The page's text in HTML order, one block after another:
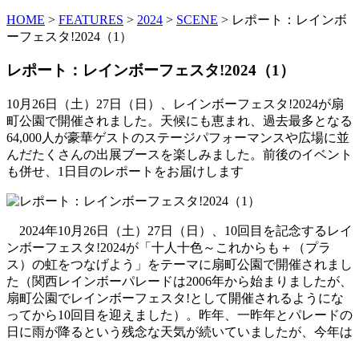
HOME > FEATURES > 2024 > SCENE > レポート：レインボ
ーフェスタ!2024（1）
レポート：レインボーフェスタ!2024（1）
10月26日（土）27日（日）、レインボーフェスタ!2024が扇
町公園で開催されました。天候にも恵まれ、過去最多となる
64,000人が豪華ゲストのステージパフォーマンスや広場に並
んだたくさんの出展ブースを楽しみました。前後のイベント
も併せ、1日目のレポートをお届けします
2024年10月26日（土）27日（日）、10回目を記念するレイ
ンボーフェスタ!2024が「十人十色～これからも＋（プラ
ス）の虹をつなげよう」をテーマに扇町公園で開催されまし
た（関西レインボーパレードは2006年から始まりましたが、
扇町公園でレインボーフェスタ!として開催されるようにな
ってから10回目を迎えました）。昨年、一昨年とパレードの
日に雨が降るという残念な天気が続いていましたが、今年は